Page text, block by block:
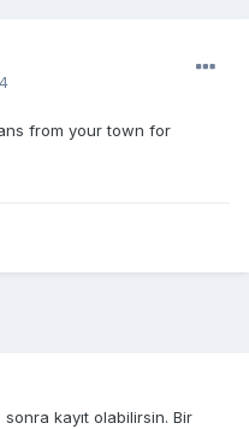
from your town for
sonra kayıt olabilirsin. Bir